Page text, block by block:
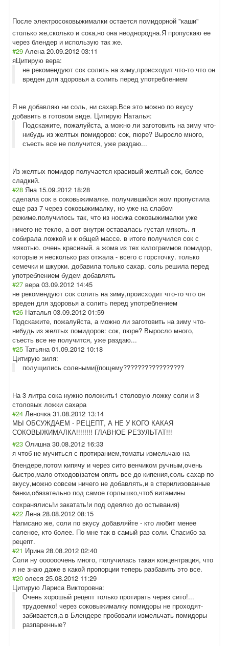
После электросоковыжималки остается помидорной "каши"
столько же,сколько и сока,но она неоднородна.Я пропускаю ее
через блендер и использую так же.
#29 Алена 20.09.2012 03:11
яЦитирую вера:
не рекомендуют сок солить на зиму,происходит что-то что он
вреден для здоровья а солить перед употреблением
Я не добавляю ни соль, ни сахар.Все это можно по вкусу
добавить в готовом виде. Цитирую Наталья:
Подскажите, пожалуйста, а можно ли заготовить на зиму что-
нибудь из желтых помидоров: сок, пюре? Выросло много,
съесть все не получится, уже раздаю...
Из желтых помидор получается красивый желтый сок, более
сладкий.
#28 Яна 15.09.2012 18:28
сделала сок в соковыжималке. получившийся жом пропустила
еще раз 7 через соковыжималку, но уже на слабом
режиме.получилось так, что из носика соковыжималки уже
ничего не текло, а вот внутри оставалась густая мякоть. я
собирала ложкой и к общей массе. в итоге получился сок с
мякотью. очень красивый. а жома из тех килограммов помидор,
которые я несколько раз отжала - всего с горсточку. только
семечки и шкурки. добавила только сахар. соль решила перед
употреблением будем добавлять
#27 вера 03.09.2012 14:45
не рекомендуют сок солить на зиму,происходит что-то что он
вреден для здоровья а солить перед употреблением
#26 Наталья 03.09.2012 01:59
Подскажите, пожалуйста, а можно ли заготовить на зиму что-
нибудь из желтых помидоров: сок, пюре? Выросло много,
съесть все не получится, уже раздаю...
#25 Татьяна 01.09.2012 10:18
Цитирую зиля:
полущились солеными((пощему?????????????????
На 3 литра сока нужно положить1 столовую ложку соли и 3
столовых ложки сахара
#24 Леночка 31.08.2012 13:14
МЫ ОБСУЖДАЕМ - РЕЦЕПТ, А НЕ У КОГО КАКАЯ
СОКОВЫЖИМАЛКА!!!!!!!! ГЛАВНОЕ РЕЗУЛЬТАТ!!!
#23 Олишна 30.08.2012 16:33
я чтоб не мучиться с протиранием,томаты измельчаю на
блендере,потом кипячу и через сито венчиком ручным,очень
быстро,мало отходов)затем опять все до кипения,соль сахар по
вкусу,можно совсем ничего не добавлять,и в стерилизованные
банки,обязательно под самое горлышко,чтоб витамины
сохранялись!и закатать!и под одеялко до остывания)
#22 Лена 28.08.2012 08:15
Написано же, соли по вкусу добавляйте - кто любит менее
соленое, кто более. По мне так в самый раз соли. Спасибо за
рецепт.
#21 Ирина 28.08.2012 02:40
Соли ну оооооочень много, получилась такая концентрация, что
я не знаю даже в какой пропорции теперь разбавить это все.
#20 олеся 25.08.2012 11:29
Цитирую Лариса Викторовна:
Очень хорошый рецепт только протирать через сито!...
трудоемко! через соковыжималку помидоры не проходят-
забивается,а в Блендере пробовали измельчать помидоры
разпаренные?